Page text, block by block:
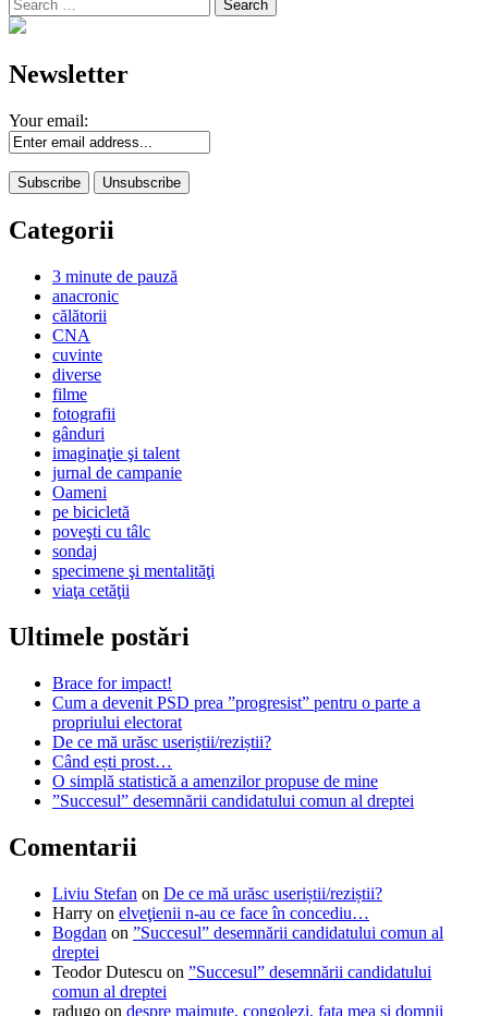
for:
Newsletter
Your email:
Categorii
3 minute de pauză
anacronic
călătorii
CNA
cuvinte
diverse
filme
fotografii
gânduri
imaginaţie şi talent
jurnal de campanie
Oameni
pe bicicletă
poveşti cu tâlc
sondaj
specimene şi mentalităţi
viaţa cetăţii
Ultimele postări
Brace for impact!
Cum a devenit PSD prea ”progresist” pentru o parte a
propriului electorat
De ce mă urăsc useriștii/reziștii?
Când ești prost…
O simplă statistică a amenzilor propuse de mine
”Succesul” desemnării candidatului comun al dreptei
Comentarii
Liviu Stefan on De ce mă urăsc useriștii/reziștii?
Harry on elveţienii n-au ce face în concediu…
Bogdan on ”Succesul” desemnării candidatului comun al
dreptei
Teodor Dutescu on ”Succesul” desemnării candidatului
comun al dreptei
radugo on despre maimuțe, congolezi, fața mea și domnii